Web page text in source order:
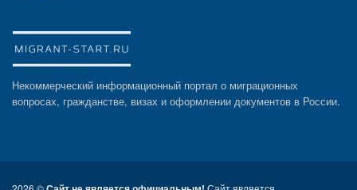
Некоммерческий информационный портал о миграционных
вопросах, гражданстве, визах и оформлении документов в России.